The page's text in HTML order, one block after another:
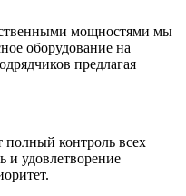
мощностями мы
оборудование на
предлагая
полный контроль всех
и удовлетворение